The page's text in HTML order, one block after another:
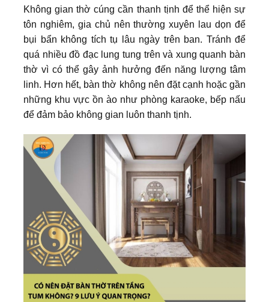
Không gian thờ cúng cần thanh tịnh để thể hiện sự
tôn nghiêm, gia chủ nên thường xuyên lau dọn để
bụi bẩn không tích tụ lâu ngày trên ban. Tránh để
quá nhiều đồ đạc lung tung trên và xung quanh bàn
thờ vì có thể gây ảnh hưởng đến năng lượng tâm
linh. Hơn hết, bàn thờ không nên đặt cạnh hoặc gần
những khu vực ồn ào như phòng karaoke, bếp nấu
để đảm bảo không gian luôn thanh tịnh.